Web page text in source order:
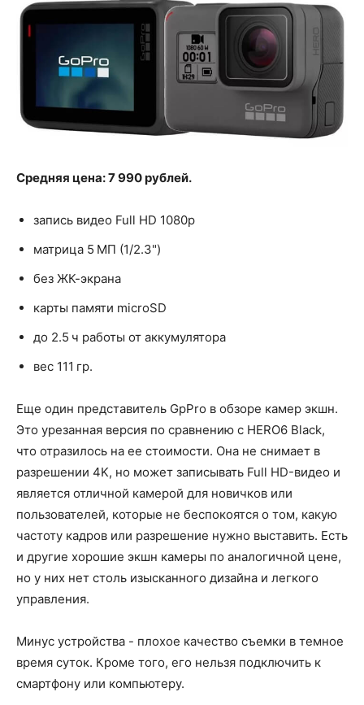
Средняя цена: 7 990 рублей.
запись видео Full HD 1080p
матрица 5 МП (1/2.3")
без ЖК-экрана
карты памяти microSD
до 2.5 ч работы от аккумулятора
вес 111 гр.
Еще один представитель GpPro в обзоре камер экшн.
Это урезанная версия по сравнению с HERO6 Black,
что отразилось на ее стоимости. Она не снимает в
разрешении 4K, но может записывать Full HD-видео и
является отличной камерой для новичков или
пользователей, которые не беспокоятся о том, какую
частоту кадров или разрешение нужно выставить. Есть
и другие хорошие экшн камеры по аналогичной цене,
но у них нет столь изысканного дизайна и легкого
управления.
Минус устройства - плохое качество съемки в темное
время суток. Кроме того, его нельзя подключить к
смартфону или компьютеру.